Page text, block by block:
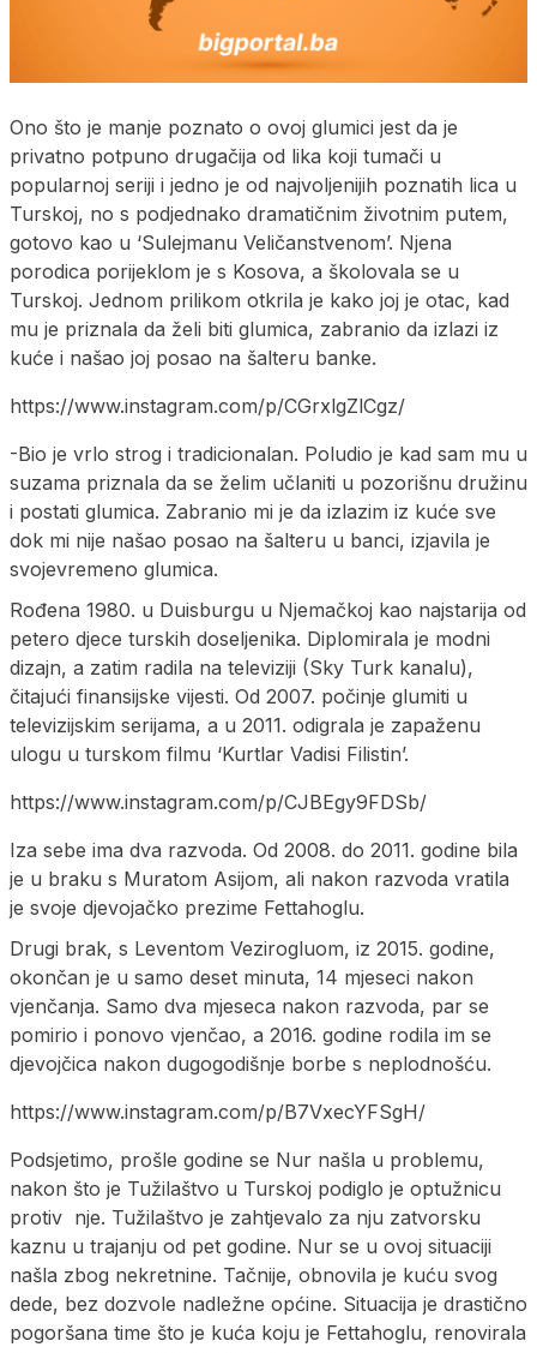
Ono što je manje poznato o ovoj glumici jest da je
privatno potpuno drugačija od lika koji tumači u
popularnoj seriji i jedno je od najvoljenijih poznatih lica u
Turskoj, no s podjednako dramatičnim životnim putem,
gotovo kao u ‘Sulejmanu Veličanstvenom’. Njena
porodica porijeklom je s Kosova, a školovala se u
Turskoj. Jednom prilikom otkrila je kako joj je otac, kad
mu je priznala da želi biti glumica, zabranio da izlazi iz
kuće i našao joj posao na šalteru banke.
https://www.instagram.com/p/CGrxlgZlCgz/
-Bio je vrlo strog i tradicionalan. Poludio je kad sam mu u
suzama priznala da se želim učlaniti u pozorišnu družinu
i postati glumica. Zabranio mi je da izlazim iz kuće sve
dok mi nije našao posao na šalteru u banci, izjavila je
svojevremeno glumica.
Rođena 1980. u Duisburgu u Njemačkoj kao najstarija od
petero djece turskih doseljenika. Diplomirala je modni
dizajn, a zatim radila na televiziji (Sky Turk kanalu),
čitajući finansijske vijesti. Od 2007. počinje glumiti u
televizijskim serijama, a u 2011. odigrala je zapaženu
ulogu u turskom filmu ‘Kurtlar Vadisi Filistin’.
https://www.instagram.com/p/CJBEgy9FDSb/
Iza sebe ima dva razvoda. Od 2008. do 2011. godine bila
je u braku s Muratom Asijom, ali nakon razvoda vratila
je svoje djevojačko prezime Fettahoglu.
Drugi brak, s Leventom Vezirogluom, iz 2015. godine,
okončan je u samo deset minuta, 14 mjeseci nakon
vjenčanja. Samo dva mjeseca nakon razvoda, par se
pomirio i ponovo vjenčao, a 2016. godine rodila im se
djevojčica nakon dugogodišnje borbe s neplodnošću.
https://www.instagram.com/p/B7VxecYFSgH/
Podsjetimo, prošle godine se Nur našla u problemu,
nakon što je Tužilaštvo u Turskoj podiglo je optužnicu
protiv nje. Tužilaštvo je zahtjevalo za nju zatvorsku
kaznu u trajanju od pet godine. Nur se u ovoj situaciji
našla zbog nekretnine. Tačnije, obnovila je kuću svog
dede, bez dozvole nadležne općine. Situacija je drastično
pogoršana time što je kuća koju je Fettahoglu, renovirala